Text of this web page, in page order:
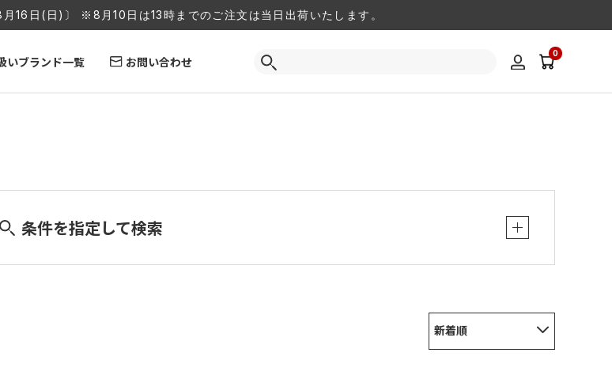
16日(日)〕 ※8月10日は13時までのご注文は当日出荷いたします。
いブランド一覧 お問い合わせ
0
条件を指定して検索
新着順